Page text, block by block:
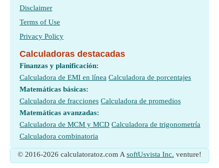
Disclaimer
Terms of Use
Privacy Policy
Calculadoras destacadas
Finanzas y planificación:
Calculadora de EMI en línea Calculadora de porcentajes
Matemáticas básicas:
Calculadora de fracciones Calculadora de promedios
Matemáticas avanzadas:
Calculadora de MCM y MCD Calculadora de trigonometría
Calculadora combinatoria
© 2016-2026 calculatoratoz.com A softUsvista Inc. venture!